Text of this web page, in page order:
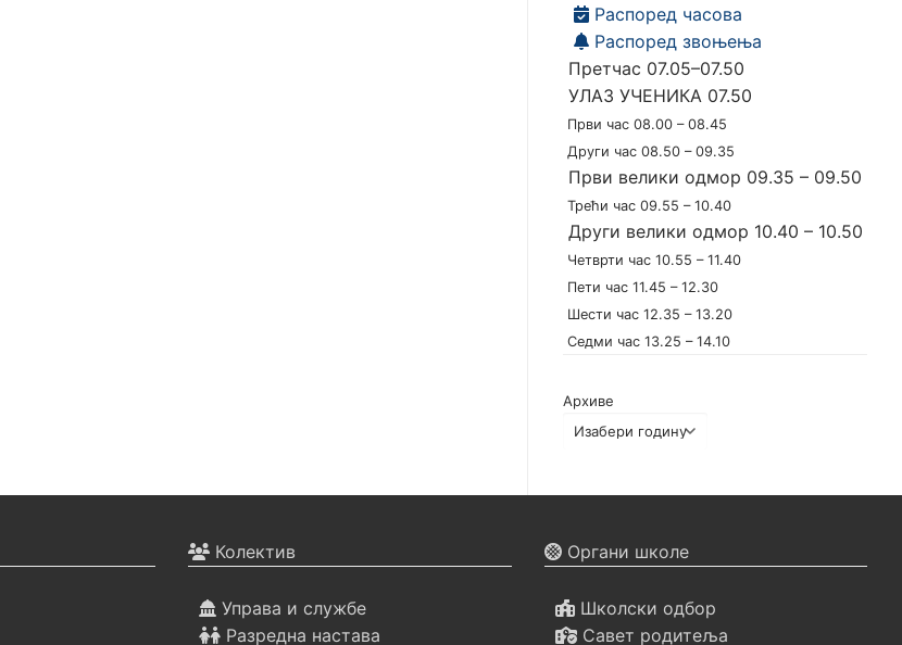
Распоред часова
Распоред звоњења
Претчас 07.05–07.50
УЛАЗ УЧЕНИКА 07.50
Први час 08.00 – 08.45
Други час 08.50 – 09.35
Први велики одмор 09.35 – 09.50
Трећи час 09.55 – 10.40
Други велики одмор 10.40 – 10.50
Четврти час 10.55 – 11.40
Пети час 11.45 – 12.30
Шести час 12.35 – 13.20
Седми час 13.25 – 14.10
Архиве
Колектив
Управа и службе
Разредна настава
Органи школе
Школски одбор
Савет родитеља